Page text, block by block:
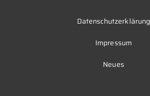
Datenschutzerklärung
Impressum
Neues